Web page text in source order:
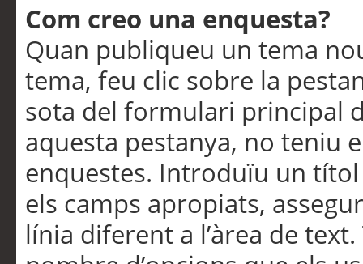
Com creo una enquesta?
Quan publiqueu un tema
tema, feu clic sobre la
sota del formulari principal
aquesta pestanya, no teniu
enquestes. Introduïu un
els camps apropiats,
línia diferent a l’àrea de